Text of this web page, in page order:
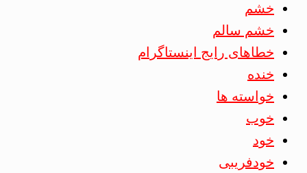
خشم
خشم سالم
خطاهای رایج اینستاگرام
خنده
خواسته ها
خوب
خود
خودفریبی